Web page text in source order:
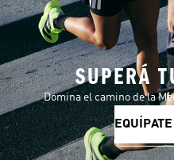
SUPERÁ
Domina el camino de la